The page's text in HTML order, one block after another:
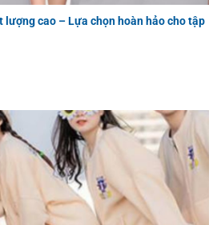
lượng cao – Lựa chọn hoàn hảo cho tập